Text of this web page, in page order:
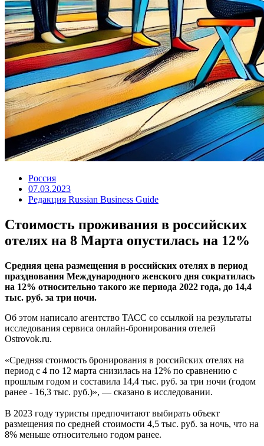
Россия
07.03.2023
Редакция Russian Business Guide
Стоимость проживания в российских
отелях на 8 Марта опустилась на 12%
Средняя цена размещения в российских отелях в период
празднования Международного женского дня сократилась
на 12% относительно такого же периода 2022 года, до 14,4
тыс. руб. за три ночи.
Об этом написало агентство ТАСС со ссылкой на результаты
исследования сервиса онлайн-бронирования отелей
Ostrovok.ru.
«Средняя стоимость бронирования в российских отелях на
период с 4 по 12 марта снизилась на 12% по сравнению с
прошлым годом и составила 14,4 тыс. руб. за три ночи (годом
ранее - 16,3 тыс. руб.)», — сказано в исследовании.
В 2023 году туристы предпочитают выбирать объект
размещения по средней стоимости 4,5 тыс. руб. за ночь, что на
8% меньше относительно годом ранее.